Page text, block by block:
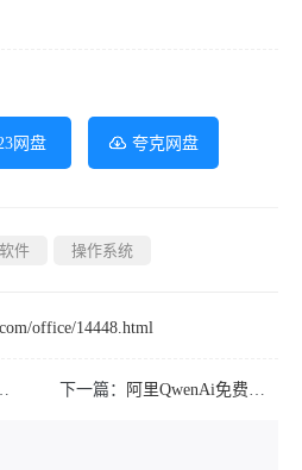
网盘 夸克网盘
件 操作系统
office/14448.html
下一篇： 阿里QwenAi免费喝奶茶